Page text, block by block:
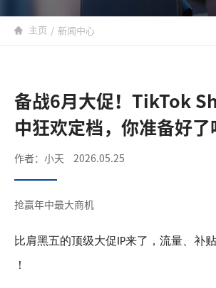
主页 / 新闻中心
备战6月大促！TikTok
中狂欢定档，你准备好了
作者：小天 2026.05.25
抢赢年中最大商机
比肩黑五的顶级大促 IP来了，流量、补
！